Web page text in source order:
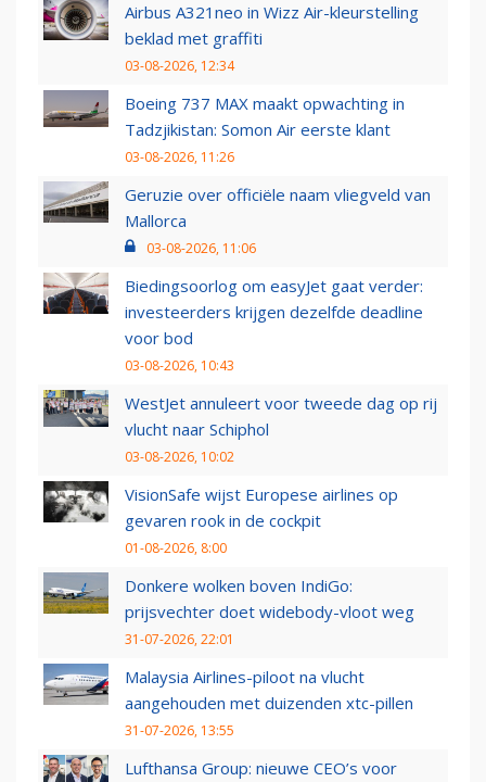
Airbus A321neo in Wizz Air-kleurstelling
beklad met graffiti
03-08-2026, 12:34
Boeing 737 MAX maakt opwachting in
Tadzjikistan: Somon Air eerste klant
03-08-2026, 11:26
Geruzie over officiële naam vliegveld van
Mallorca
03-08-2026, 11:06
Biedingsoorlog om easyJet gaat verder:
investeerders krijgen dezelfde deadline
voor bod
03-08-2026, 10:43
WestJet annuleert voor tweede dag op rij
vlucht naar Schiphol
03-08-2026, 10:02
VisionSafe wijst Europese airlines op
gevaren rook in de cockpit
01-08-2026, 8:00
Donkere wolken boven IndiGo:
prijsvechter doet widebody-vloot weg
31-07-2026, 22:01
Malaysia Airlines-piloot na vlucht
aangehouden met duizenden xtc-pillen
31-07-2026, 13:55
Lufthansa Group: nieuwe CEO’s voor